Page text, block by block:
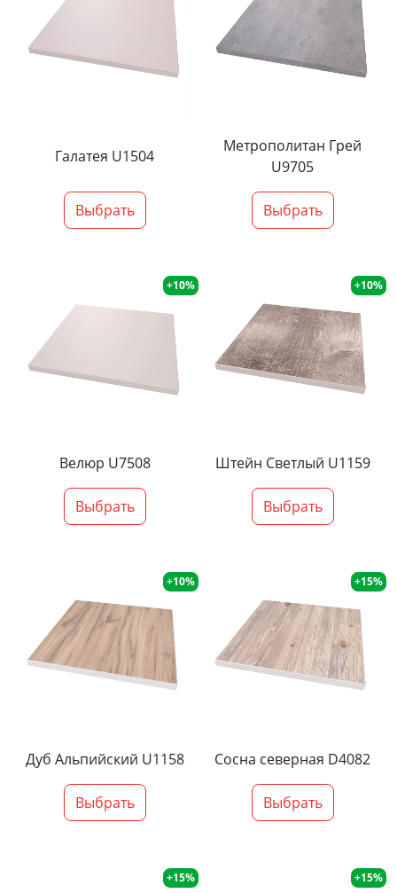
Галатея U1504
Выбрать
Метрополитан Грей
U9705
Выбрать
+10%
Велюр U7508
Выбрать
+10%
Штейн Светлый U1159
Выбрать
+10%
Дуб Альпийский U1158
Выбрать
+15%
Сосна северная D4082
Выбрать
+15% +15%